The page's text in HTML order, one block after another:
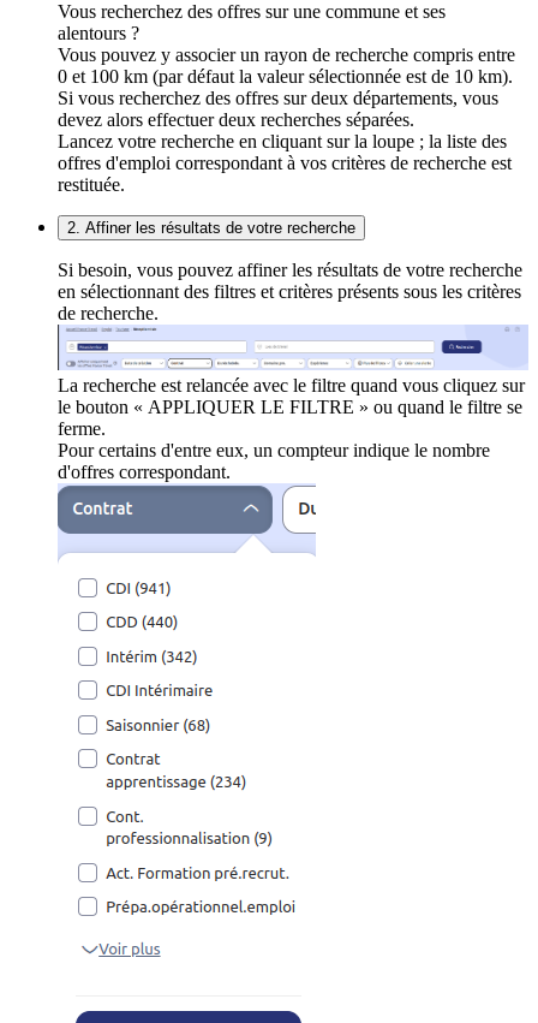
Vous recherchez des offres sur une commune et ses
alentours ?
Vous pouvez y associer un rayon de recherche compris entre
0 et 100 km (par défaut la valeur sélectionnée est de 10 km).
Si vous recherchez des offres sur deux départements, vous
devez alors effectuer deux recherches séparées.
Lancez votre recherche en cliquant sur la loupe ; la liste des
offres d'emploi correspondant à vos critères de recherche est
restituée.
2. Affiner les résultats de votre recherche
Si besoin, vous pouvez affiner les résultats de votre recherche
en sélectionnant des filtres et critères présents sous les critères
de recherche.
La recherche est relancée avec le filtre quand vous cliquez sur
le bouton « APPLIQUER LE FILTRE » ou quand le filtre se
ferme.
Pour certains d'entre eux, un compteur indique le nombre
d'offres correspondant.